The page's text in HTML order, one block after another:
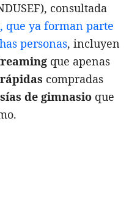
consultada
que ya forman parte
personas, incluyen
que apenas
compradas
de gimnasio que